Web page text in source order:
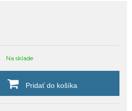
Na sklade
Pridať do košíka